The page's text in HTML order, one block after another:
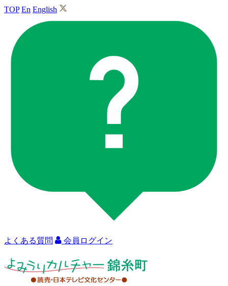
TOP En English
よくある質問 会員ログイン